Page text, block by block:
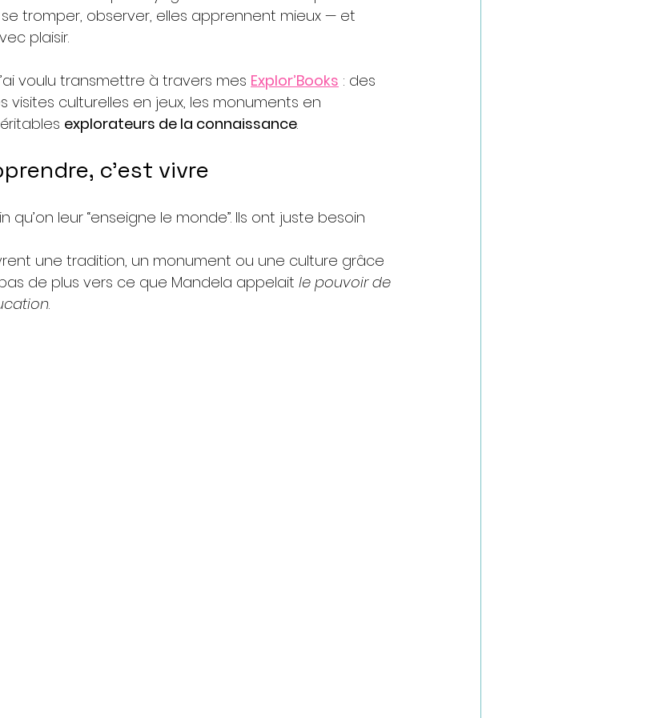
se tromper, observer, elles apprennent mieux — et
plaisir.
voulu transmettre à travers mes Explor’Books : des
visites culturelles en jeux, les monuments en
explorateurs de la connaissance.
c’est vivre
qu’on leur “enseigne le monde”. Ils ont juste besoin
une tradition, un monument ou une culture grâce
de plus vers ce que Mandela appelait le pouvoir de
.